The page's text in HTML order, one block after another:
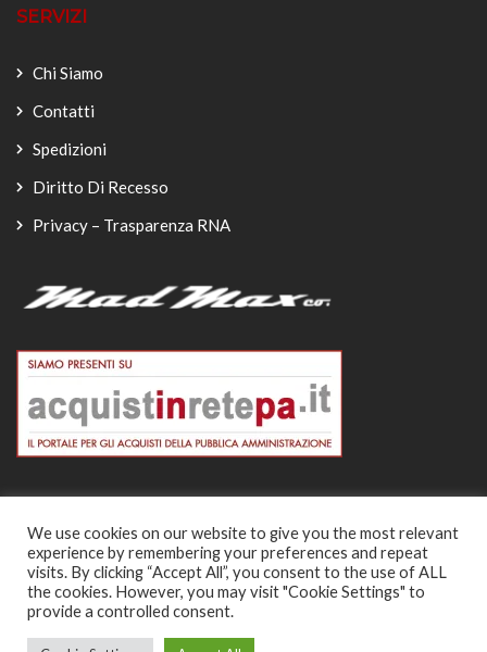
SERVIZI
Chi Siamo
Contatti
Spedizioni
Diritto Di Recesso
Privacy – Trasparenza RNA
© Copyright 2026
-
We use cookies on our website to give you the most relevant
experience by remembering your preferences and repeat
visits. By clicking “Accept All”, you consent to the use of ALL
the cookies. However, you may visit "Cookie Settings" to
provide a controlled consent.